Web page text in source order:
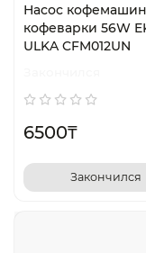
Насос
кофеварки 56W
ULKA CFM012UN
6500₸
Закончился